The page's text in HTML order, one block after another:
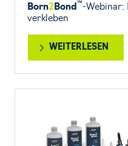
Born2Bond™-
verkleben
WEITERLESEN